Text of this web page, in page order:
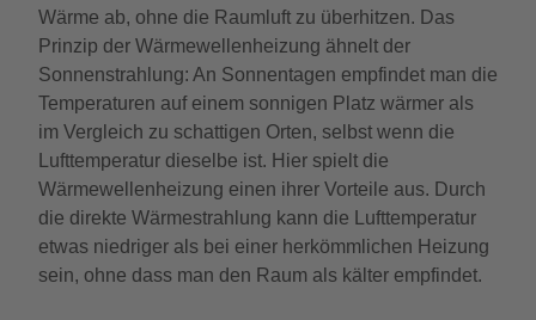
Wärme ab, ohne die Raumluft zu überhitzen. Das
Prinzip der Wärmewellenheizung ähnelt der
Sonnenstrahlung: An Sonnentagen empfindet man die
Temperaturen auf einem sonnigen Platz wärmer als
im Vergleich zu schattigen Orten, selbst wenn die
Lufttemperatur dieselbe ist. Hier spielt die
Wärmewellenheizung einen ihrer Vorteile aus. Durch
die direkte Wärmestrahlung kann die Lufttemperatur
etwas niedriger als bei einer herkömmlichen Heizung
sein, ohne dass man den Raum als kälter empfindet.